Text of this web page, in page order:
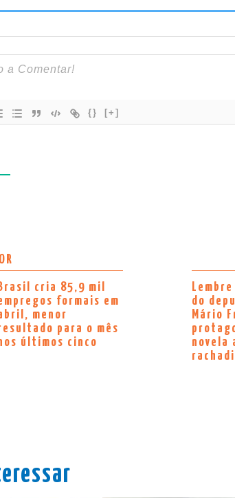
{} [+]
Brasil cria 85,9 mil
formais em
menor
para o mês
últimos cinco
do
Mário
novela